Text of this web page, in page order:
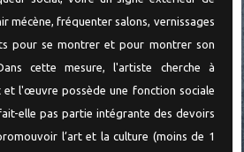
mécène, fréquenter salons, vernissages
pour se montrer et pour montrer son
cette mesure, l'artiste cherche à
et l'œuvre possède une fonction sociale
elle pas partie intégrante des devoirs
l’art et la culture (moins de 1